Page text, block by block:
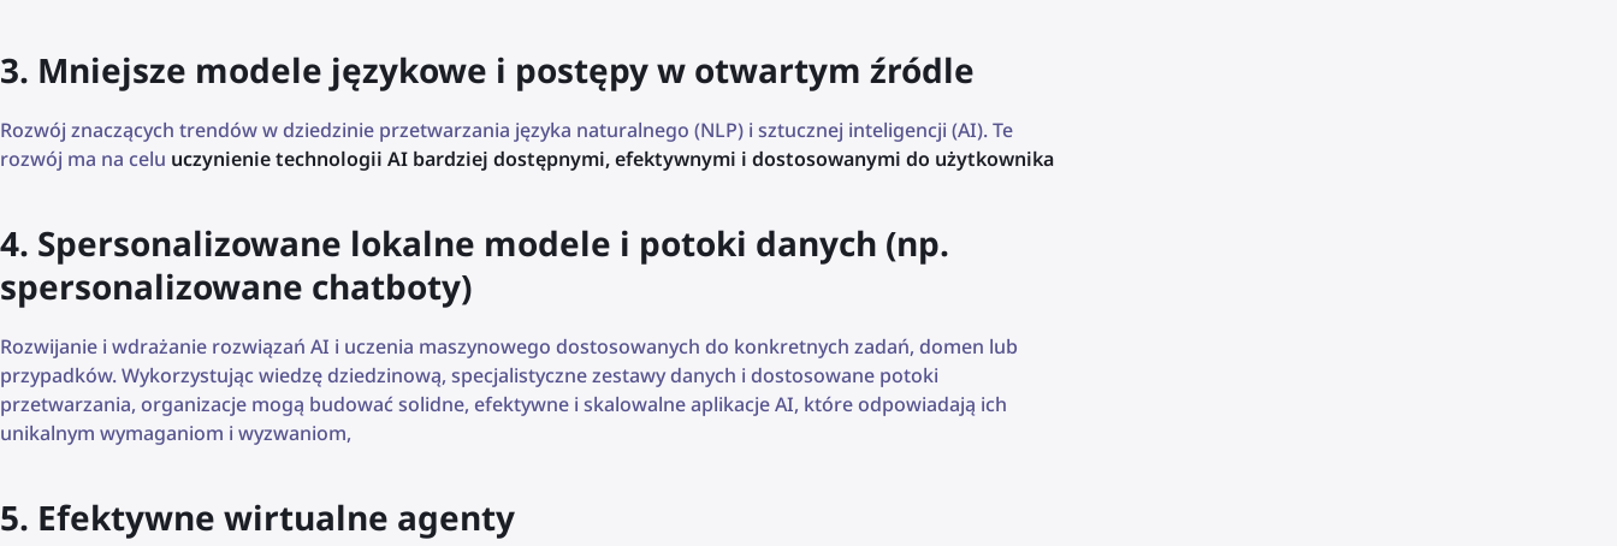
3. Mniejsze modele językowe i postępy w otwartym źródle
Rozwój znaczących trendów w dziedzinie przetwarzania języka naturalnego (NLP) i sztucznej inteligencji (AI). Te
rozwój ma na celu uczynienie technologii AI bardziej dostępnymi, efektywnymi i dostosowanymi do użytkownika
4. Spersonalizowane lokalne modele i potoki danych (np.
spersonalizowane chatboty)
Rozwijanie i wdrażanie rozwiązań AI i uczenia maszynowego dostosowanych do konkretnych zadań, domen lub
przypadków. Wykorzystując wiedzę dziedzinową, specjalistyczne zestawy danych i dostosowane potoki
przetwarzania, organizacje mogą budować solidne, efektywne i skalowalne aplikacje AI, które odpowiadają ich
unikalnym wymaganiom i wyzwaniom,
5. Efektywne wirtualne agenty